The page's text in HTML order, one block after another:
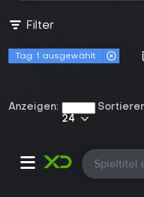
Filter
Tag: 1 ausgewählt
Anzeigen:
24